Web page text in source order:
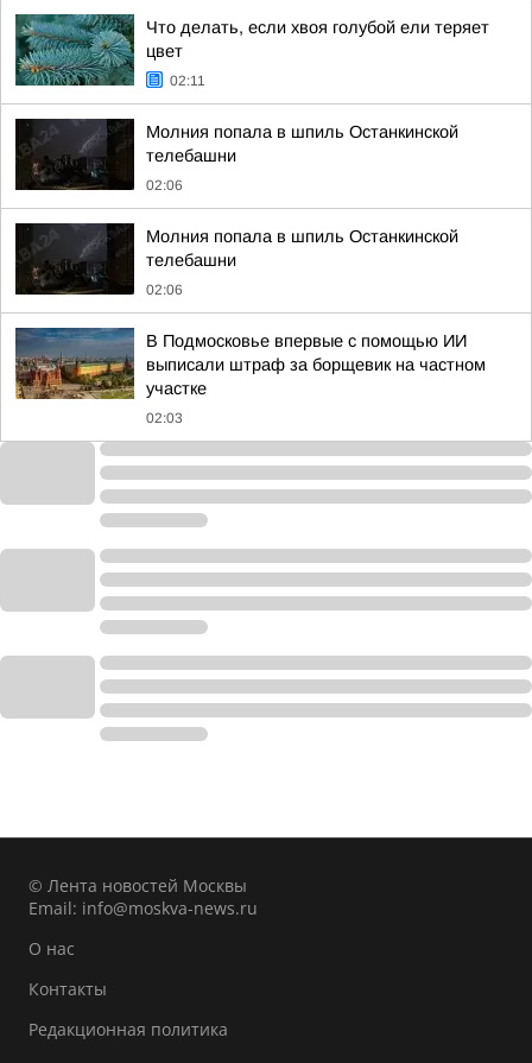
Что делать, если хвоя голубой ели теряет
цвет
02:11
Молния попала в шпиль Останкинской
телебашни
02:06
Молния попала в шпиль Останкинской
телебашни
02:06
В Подмосковье впервые с помощью ИИ
выписали штраф за борщевик на частном
участке
02:03
© Лента новостей Москвы
Email: info@moskva-news.ru
О нас
Контакты
Редакционная политика